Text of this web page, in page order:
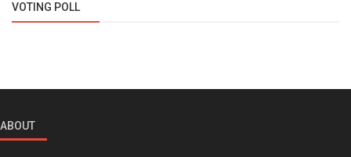
VOTING POLL
ABOUT